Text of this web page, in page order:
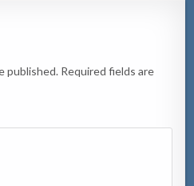
published. Required fields are